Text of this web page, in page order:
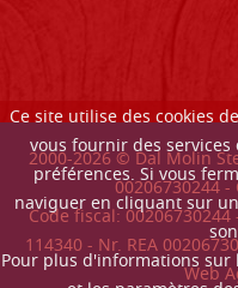
Ce site utilise des cookies
vous fournir des
préférences. Si vous
naviguer en cliquant sur
Pour plus d'informations
2000-2026© Dal Molin
00206730244 -
Code fiscal:
114340 - Nr. REA
Web